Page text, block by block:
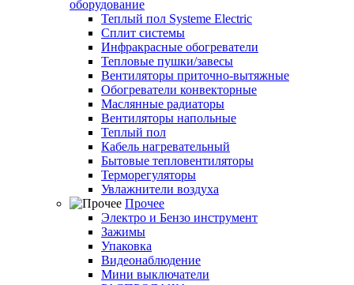
оборудование
Теплый пол Systeme Electric
Сплит системы
Инфракрасные обогреватели
Тепловые пушки/завесы
Вентиляторы приточно-вытяжные
Обогреватели конвекторные
Маслянные радиаторы
Вентиляторы напольные
Теплый пол
Кабель нагревательный
Бытовые тепловентиляторы
Терморегуляторы
Увлажнители воздуха
Прочее
Электро и Бензо инструмент
Зажимы
Упаковка
Видеонаблюдение
Мини выключатели